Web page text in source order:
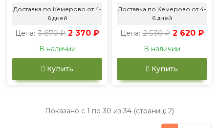
Доставка по Кемерово от 4-
6 дней
Цена: 3 870 ₽ 2 370 ₽
В наличии
Купить
Доставка по Кемерово от 4-
6 дней
Цена: 2 530 ₽ 2 620 ₽
В наличии
Купить
Показано с 1 по 30 из 34 (страниц: 2)